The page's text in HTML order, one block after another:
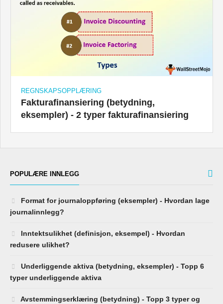
REGNSKAPSOPPLÆRING
Fakturafinansiering (betydning,
eksempler) - 2 typer fakturafinansiering
POPULÆRE INNLEGG
Format for journaloppføring (eksempler) - Hvordan lage
journalinnlegg?
Inntektsulikhet (definisjon, eksempel) - Hvordan
redusere ulikhet?
Underliggende aktiva (betydning, eksempler) - Topp 6
typer underliggende aktiva
Avstemmingserklæring (betydning) - Topp 3 typer og